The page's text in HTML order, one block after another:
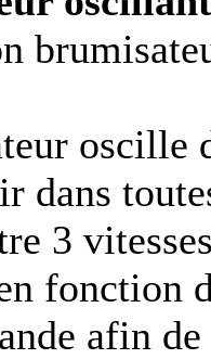
oscille
dans
3
fonction
afin